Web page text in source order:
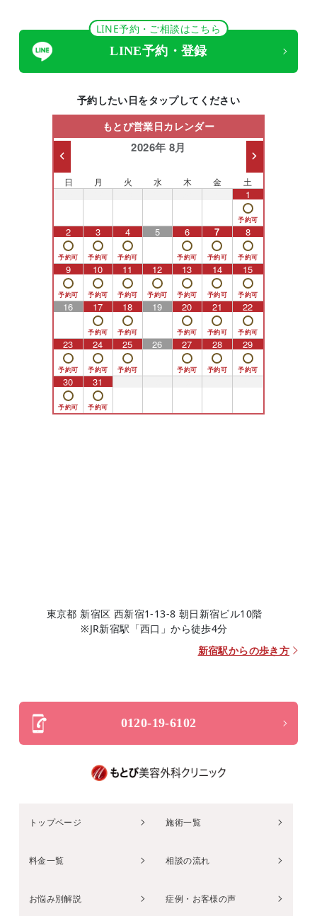
LINE予約・ご相談はこちら
LINE予約・登録
予約したい日をタップしてください
もとび営業日カレンダー
2026年 8月
日 月 火 水 木 金 土
1
2 3 4 5 6 7 8
9 10 11 12 13 14 15
16 17 18 19 20 21 22
23 24 25 26 27 28 29
30 31
東京都 新宿区 西新宿1-13-8 朝日新宿ビル10階
※JR新宿駅「西口」から徒歩4分
新宿駅からの歩き方
0120-19-6102
トップページ 施術一覧
料金一覧 相談の流れ
お悩み別解説 症例・お客様の声